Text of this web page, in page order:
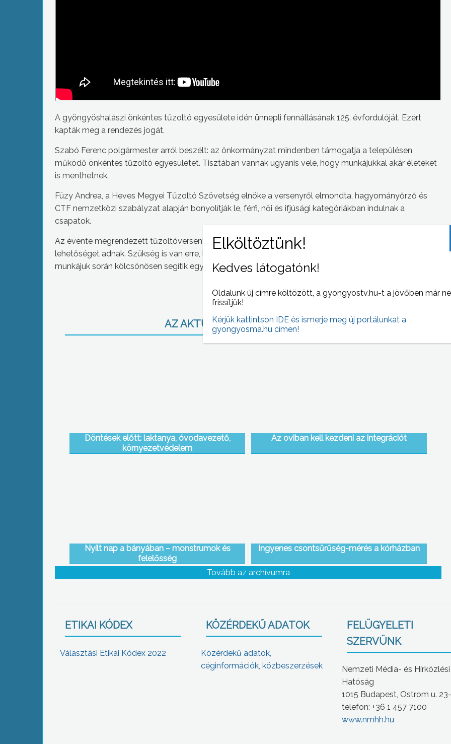
A gyöngyöshalászi önkéntes tűzoltó egyesülete idén ünnepli fennállásának 125. évfordulóját. Ezért
kapták meg a rendezés jogát.
Szabó Ferenc polgármester arról beszélt: az önkormányzat mindenben támogatja a településen
működő önkéntes tűzoltó egyesületet. Tisztában vannak ugyanis vele, hogy munkájukkal akár életeket
is menthetnek.
Füzy Andrea, a Heves Megyei Tűzoltó Szövetség elnöke a versenyről elmondta, hagyományőrző és
CTF nemzetközi szabályzat alapján bonyolítják le, férfi, női és ifjúsági kategóriákban indulnak a
csapatok.
Az évente megrendezett tűzoltóversenyek nem csak a versengésre, hanem az ismerkedésre is
lehetőséget adnak. Szükség is van erre, hiszen az önkéntes és a hivatásos tűzoltók a mindennapi
munkájuk során kölcsönösen segítik egymást.
AZ AKTUÁLIS NAPI HÍREI (2013-05-29 )
Döntések előtt: laktanya, óvodavezető,
környezetvédelem
Az oviban kell kezdeni az integrációt
Nyílt nap a bányában – monstrumok és
felelősség
Ingyenes csontsűrűség-mérés a kórházban
Tovább az archívumra
ETIKAI KÓDEX
Választási Etikai Kódex 2022
KÖZÉRDEKŰ ADATOK
Közérdekű adatok,
céginformációk, közbeszerzések
FELÜGYELETI
SZERVÜNK
Nemzeti Média- és Hírközlési
Hatóság
1015 Budapest, Ostrom u.
telefon: +36 1 457 7100
www.nmhh.hu
Kedves látogatónk!
Oldalunk új címre költözött, a gyongyostv.hu-t a jövőben már
frissítjük!
Kérjük kattintson IDE és ismerje meg új portálunkat a
gyongyosma.hu címen!